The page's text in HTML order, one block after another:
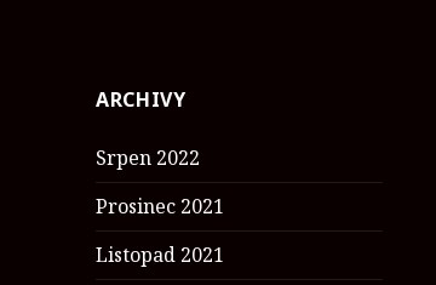
d
v
á
n
í
ARCHIVY
Srpen 2022
Prosinec 2021
Listopad 2021